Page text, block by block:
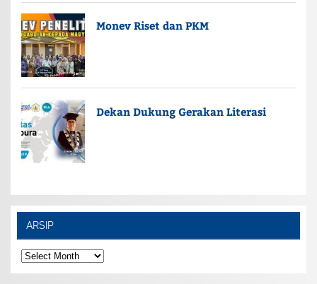
Monev Riset dan PKM
Dekan Dukung Gerakan Literasi
ARSIP
ARSIP